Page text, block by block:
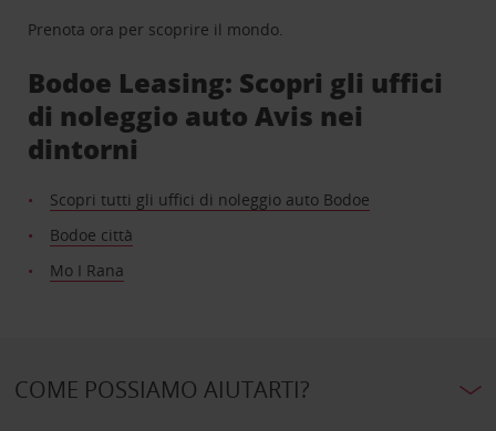
Prenota ora per scoprire il mondo.
Bodoe Leasing: Scopri gli uffici
di noleggio auto Avis nei
dintorni
Scopri tutti gli uffici di noleggio auto Bodoe
Bodoe città
Mo I Rana
COME POSSIAMO AIUTARTI?